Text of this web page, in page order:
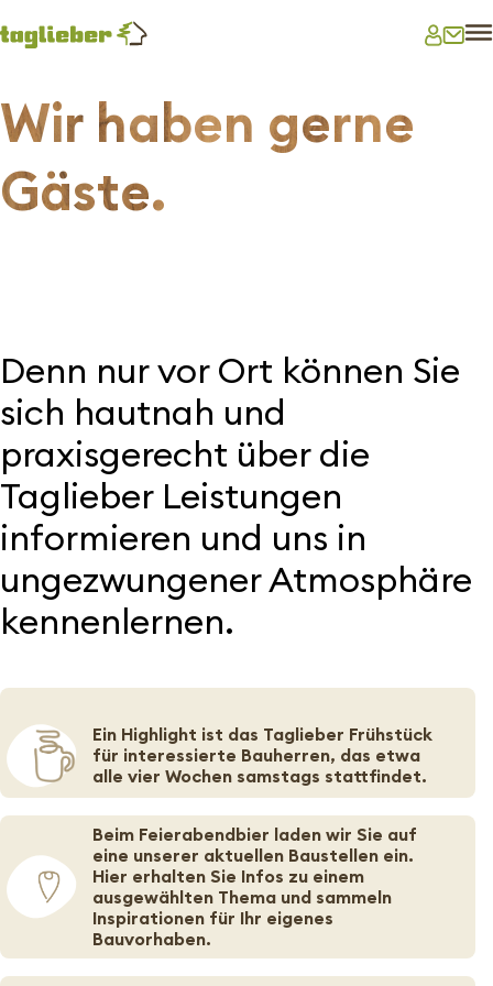
Wir haben gerne
Gäste.
Denn nurvor Ort können Sie
sich hautnah und
praxisgerecht über die
Taglieber Leistungen
informieren und uns in
ungezwungener Atmosphäre
kennenlernen.
Ein Highlight ist das Taglieber Frühstück
für interessierte Bauherren, das etwa
alle vier Wochen samstags stattfindet.
Beim Feierabendbier laden wir Sie auf
eine unserer aktuellen Baustellen ein.
Hier erhalten Sie Infos zu einem
ausgewählten Thema und sammeln
Inspirationen für Ihr eigenes
Bauvorhaben.